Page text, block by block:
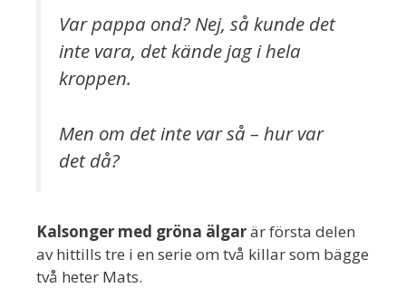
Var pappa ond? Nej, så kunde det
inte vara, det kände jag i hela
kroppen.
Men om det inte var så – hur var
det då?
Kalsonger med gröna älgarär första delen
av hittills tre i en serie om två killar som bägge
två heter Mats.